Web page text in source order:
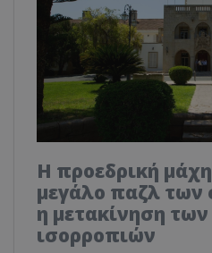
Η προεδρική
μεγάλο παζλ των
η μετακίνηση
ισορροπιών